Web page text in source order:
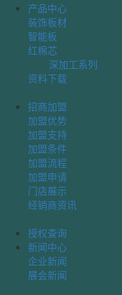
产品中心
装饰板材
智能板
红棉芯
深加工系列
资料下载
招商加盟
加盟优势
加盟支持
加盟条件
加盟流程
加盟申请
门店展示
经销商资讯
授权查询
新闻中心
企业新闻
展会新闻